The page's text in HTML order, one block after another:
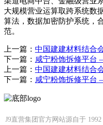
大规模营业运算取跨系统数
算法，数据加密防护系统，
范。
上一篇： 中国建建材料结合
下一篇： 咸宁粉饰拆修平
上一篇： 中国建建材料结合
下一篇： 咸宁粉饰拆修平
J9直营集团官方网站源自于